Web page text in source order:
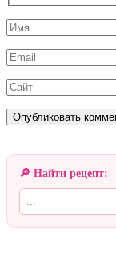
Имя
Email
Сайт
🔎 Найти рецепт: